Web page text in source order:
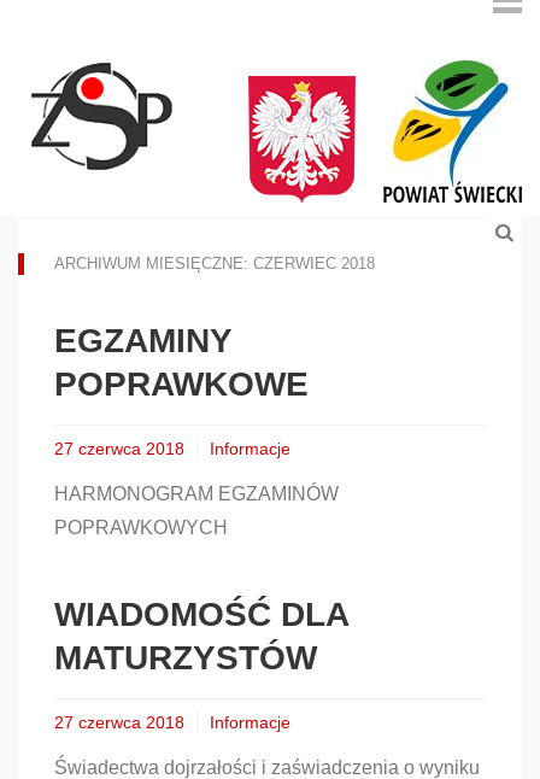
ARCHIWUM MIESIĘCZNE: CZERWIEC 2018
EGZAMINY
POPRAWKOWE
27 czerwca 2018 Informacje
HARMONOGRAM EGZAMINÓW
POPRAWKOWYCH
WIADOMOŚĆ DLA
MATURZYSTÓW
27 czerwca 2018 Informacje
Świadectwa dojrzałości i zaświadczenia o wyniku